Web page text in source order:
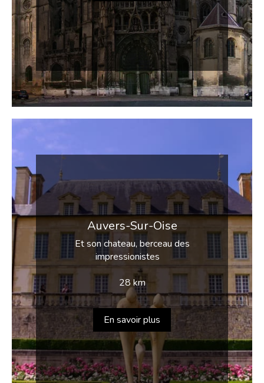
Auvers-Sur-Oise
Et son chateau, berceau des
impressionistes
28 km
En savoir plus